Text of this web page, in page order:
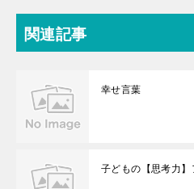
関連記事
幸せ言葉
子どもの【思考力